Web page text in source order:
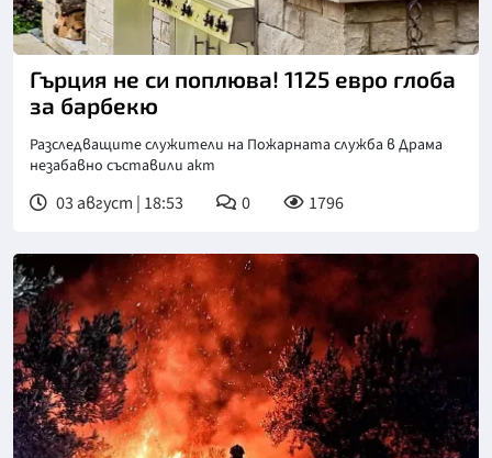
Гърция не си поплюва! 1125 евро глоба
за барбекю
Разследващите служители на Пожарната служба в Драма
незабавно съставили акт
03 август | 18:53 0 1796